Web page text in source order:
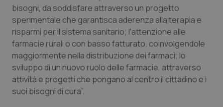
bisogni, da soddisfare attraverso un progetto
sperimentale che garantisca aderenza alla terapia e
risparmi per il sistema sanitario; l'attenzione alle
farmacie rurali o con basso fatturato, coinvolgendole
maggiormente nella distribuzione dei farmaci; lo
sviluppo di un nuovo ruolo delle farmacie, attraverso
attività e progetti che pongano al centro il cittadino e i
suoi bisogni di cura”.